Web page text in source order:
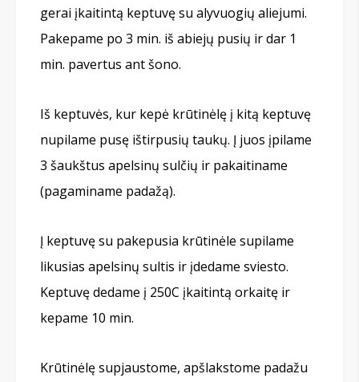
gerai įkaitintą keptuvę su alyvuogių aliejumi.
Pakepame po 3 min. iš abiejų pusių ir dar 1
min. pavertus ant šono.
Iš keptuvės, kur kepė krūtinėlę į kitą keptuvę
nupilame pusę ištirpusių taukų. Į juos įpilame
3 šaukštus apelsinų sulčių ir pakaitiname
(pagaminame padažą).
Į keptuvę su pakepusia krūtinėle supilame
likusias apelsinų sultis ir įdedame sviesto.
Keptuvę dedame į 250С įkaitintą orkaitę ir
kepame 10 min.
Krūtinėlę supjaustome, apšlakstome padažu